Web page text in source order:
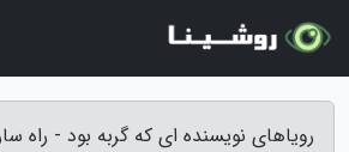
رویاهای نویسنده ای که گربه بود - راه